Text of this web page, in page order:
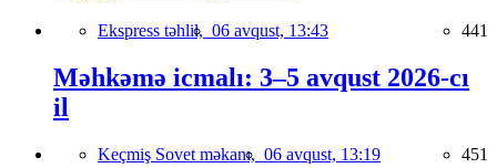
Ekspress təhlil, 06 avqust, 13:43 441
Məhkəmə icmalı: 3–5 avqust 2026-cı
il
Keçmiş Sovet məkanı, 06 avqust, 13:19 451